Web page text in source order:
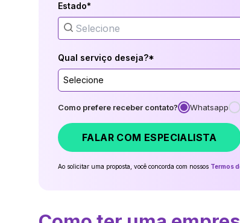
Estado*
Qual serviço deseja?*
Selecione
Como prefere receber contato? Whatsapp
FALAR COM ESPECIALISTA
Ao solicitar uma proposta, você concorda com nossos Termos